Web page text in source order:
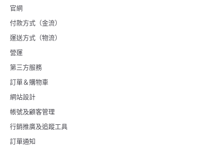
官網
付款方式（金流）
運送方式（物流）
營運
第三方服務
訂單＆購物車
網站設計
帳號及顧客管理
行銷推廣及追蹤工具
訂單通知